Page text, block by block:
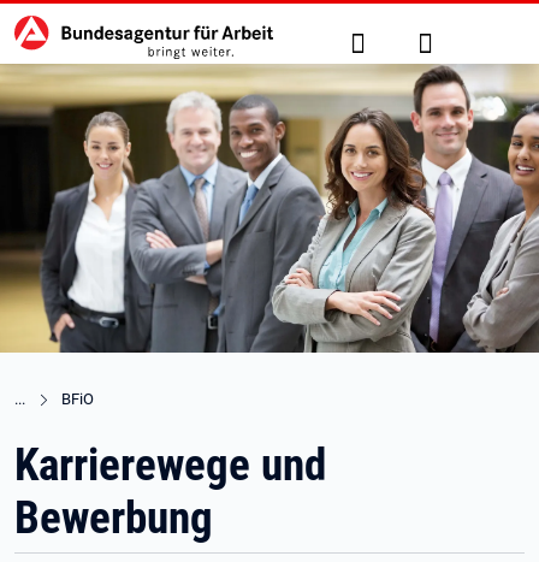
zu den Hauptinhalten springen
Hauptnavigation Suche Anmelden
BFiO
Karrierewege und
Bewerbung